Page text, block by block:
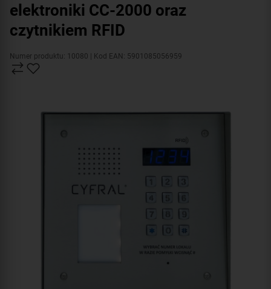
elektroniki CC-2000 oraz
czytnikiem RFID
Numer produktu: 10080 | Kod EAN: 5901085056959